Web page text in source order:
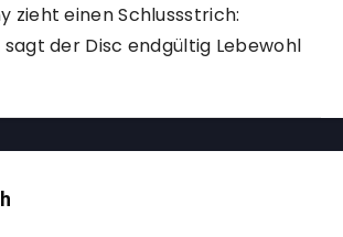
zieht einen Schlussstrich:
der Disc endgültig Lebewohl